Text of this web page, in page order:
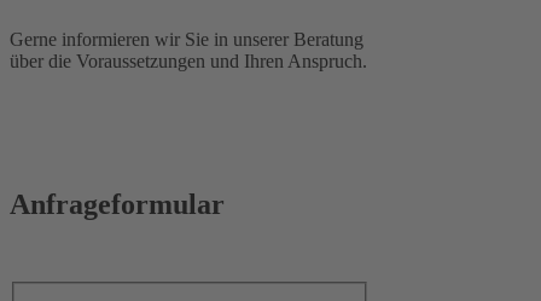
Gerne informieren wir Sie in unserer Beratung
über die Voraussetzungen und Ihren Anspruch.
Anfrageformular